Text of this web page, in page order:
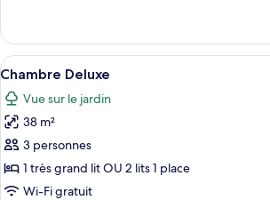
Two
Bedrooms
Suite
at
Montigo
Retreat
le
type
de
Two
Bedrooms
at
Montigo
Retreat
Afficher
toutes
les
photos
pour
ce
type
Une
6
Chambre Deluxe
Vue sur le jardin
38 m²
3 personnes
1 très grand lit OU 2 lits 1 place
Wi-Fi gratuit